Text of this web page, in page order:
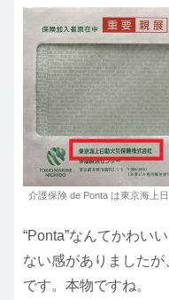
介護保険 de Ponta は東京海上
“Ponta”なんてかわい
ない感がありました
です。本物ですね。